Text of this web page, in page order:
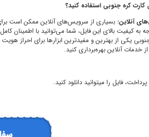
کارت کره جنوبی استفاده کنید؟
آنلاین: بسیاری از سرویس‌های آنلاین ممکن است
به کیفیت بالای این فایل، شما می‌توانید با اطمینان
جنوبی یکی از بهترین و مفیدترین ابزارها برای احراز
آنلاین بهره‌برداری کنید.
فایل را میتوانید دانلود کنید.